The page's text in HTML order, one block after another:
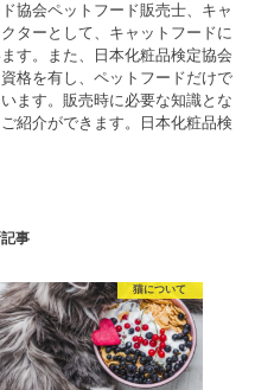
協会ペットフード販売士、キャ
ターとして、キャットフードに
す。また、日本化粧品検定協会
格を有し、ペットフードだけで
ます。販売時に必要な知識とな
紹介ができます。日本化粧品検
事
猫について